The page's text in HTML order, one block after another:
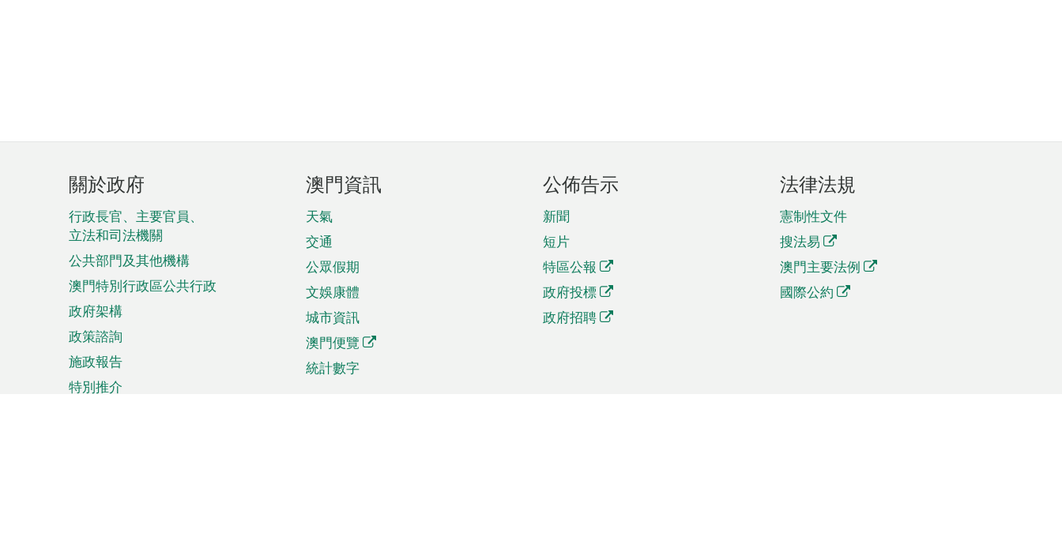
頁
腳
菜
單
關於政府
行政長官、主要官員、
立法和司法機關
公共部門及其他機構
澳門特別行政區公共行政
政府架構
政策諮詢
施政報告
特別推介
澳門資訊
天氣
交通
公眾假期
文娛康體
城市資訊
澳門便覽
統計數字
公佈告示
新聞
短片
特區公報
政府投標
政府招聘
法律法規
憲制性文件
搜法易
澳門主要法例
國際公約